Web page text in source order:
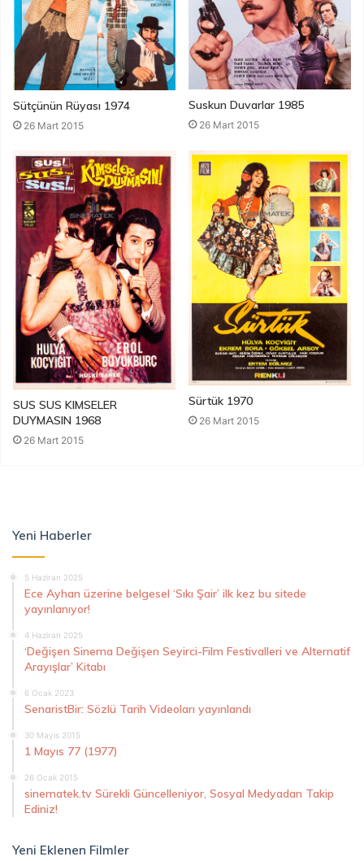
Sütçünün Rüyası 1974
26 Mart 2015
Suskun Duvarlar 1985
26 Mart 2015
SUS SUS KIMSELER
DUYMASIN 1968
26 Mart 2015
Sürtük 1970
26 Mart 2015
Yeni Haberler
5 Haziran 2025
Ece Ayhan üzerine belgesel ‘Sıkı Şair’ ilk kez bu sitede
yayınlanıyor!
4 Haziran 2025
‘Değişen Sinema Değişen Seyirci-Film Festivalleri ve Alternatif
Arayışlar’ Kitabı
6 Ocak 2023
SenaristBir: Sözlü Tarih Videoları yayınlandı
30 Mayıs 2015
1 Mayıs 77 (1977)
26 Ocak 2015
sinematek.tv Sürekli Güncelleniyor, Sosyal Medyadan Takip
Ediniz!
Yeni Eklenen Filmler